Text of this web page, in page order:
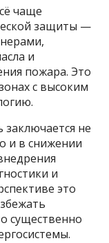
чаще
защиты —
и
пожара. Это
с высоким
заключается не
и в снижении
и
это
существенно